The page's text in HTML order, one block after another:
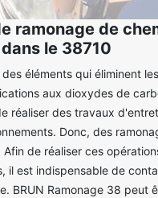
ramonage de
le 38710
éléments qui éliminent
aux dioxydes de
réaliser des travaux
Donc, des
de réaliser ces
il est indispensable de
BRUN Ramonage 38 peut